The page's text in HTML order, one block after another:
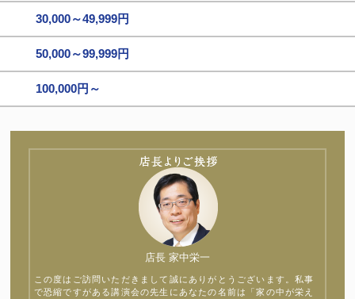
30,000～49,999円
50,000～99,999円
100,000円～
店長 家中栄一
この度はご訪問いただきまして誠にありがとうございます。私事
で恐縮ですがある講演会の先生にあなたの名前は「家の中が栄え